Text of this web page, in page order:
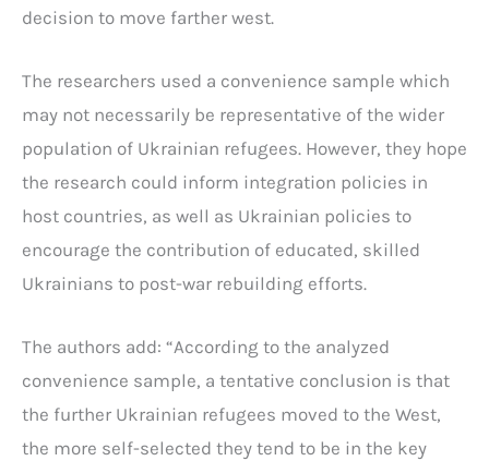
decision to move farther west.
The researchers used a convenience sample which
may not necessarily be representative of the wider
population of Ukrainian refugees. However, they hope
the research could inform integration policies in
host countries, as well as Ukrainian policies to
encourage the contribution of educated, skilled
Ukrainians to post-war rebuilding efforts.
The authors add: “According to the analyzed
convenience sample, a tentative conclusion is that
the further Ukrainian refugees moved to the West,
the more self-selected they tend to be in the key